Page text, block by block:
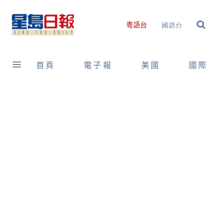
content
粵語台 國語台
首頁 電子報 美國 國際